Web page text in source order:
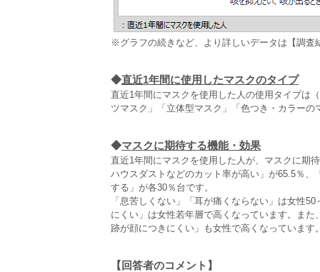
※グラフの続きなど、より詳しいデータは【調査
◆直近1年間に使用したマスクのタイプ
直近1年間にマスクを使用した人の使用タイプは
ツマスク」「立体型マスク」「色つき・カラー
◆マスクに期待する機能・効果
直近1年間にマスクを使用した人が、マスクに期
ハウスダストなどのカット率が高い」が65.5％
する」が各30％台です。
「息苦しくない」「耳が痛くならない」は女性
にくい」は女性若年層で高くなっています。ま
跡が顔につきにくい」も女性で高くなっています
【回答者のコメント】